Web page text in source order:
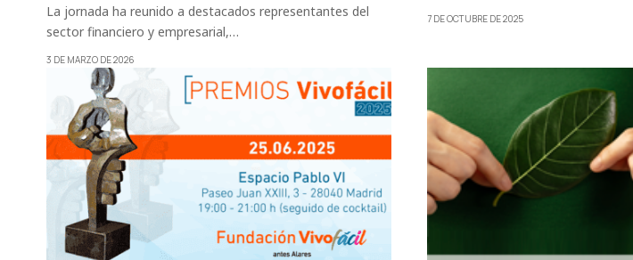
La jornada ha reunido a destacados representantes del
sector financiero y empresarial,…
3 DE MARZO DE 2026
7 DE OCTUBRE DE 2025